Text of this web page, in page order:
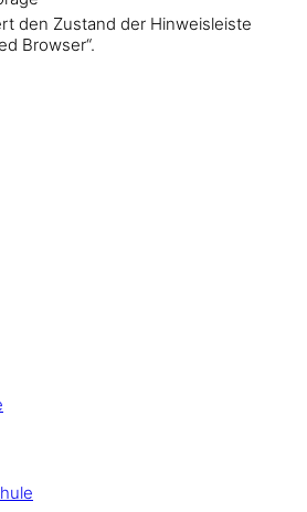
den Zustand der Hinweisleiste
Browser“.